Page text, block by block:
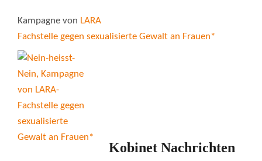
Kampagne von LARA
Fachstelle gegen sexualisierte Gewalt an Frauen*
Kobinet Nachrichten